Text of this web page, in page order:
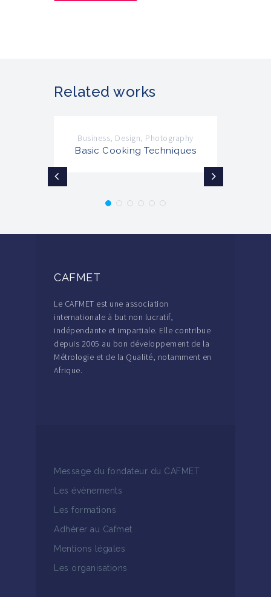
Related works
Business, Design, Photography
Basic Cooking Techniques
CAFMET
Le CAFMET est une association
internationale à but non lucratif,
indépendante et impartiale. Elle contribue
depuis 2005 au bon développement de la
Métrologie et de la Qualité, notamment en
Afrique.
Message du fondateur du CAFMET
Les évènements
Les formations
Adhérer au Cafmet
Mentions légales
Les organisations